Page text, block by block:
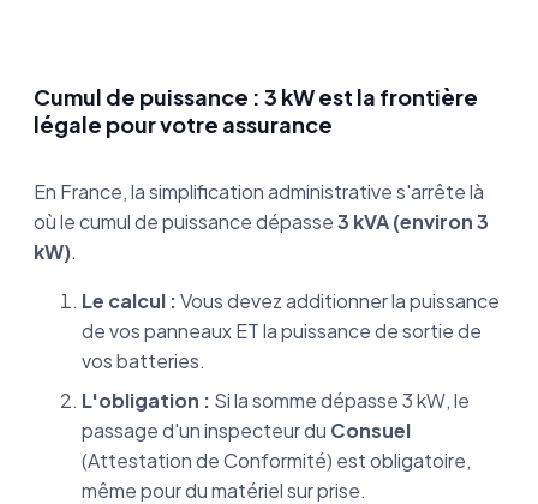
Cumul de puissance : 3 kW est la frontière
légale pour votre assurance
En France, la simplification administrative s'arrête là
où le cumul de puissance dépasse3 kVA (environ 3
kW).
Le calcul :Vous devez additionner la puissance
de vos panneaux ET la puissance de sortie de
vos batteries.
L'obligation : Si la somme dépasse 3 kW, le
passage d'un inspecteur du Consuel
(Attestation de Conformité) est obligatoire,
même pour du matériel sur prise.